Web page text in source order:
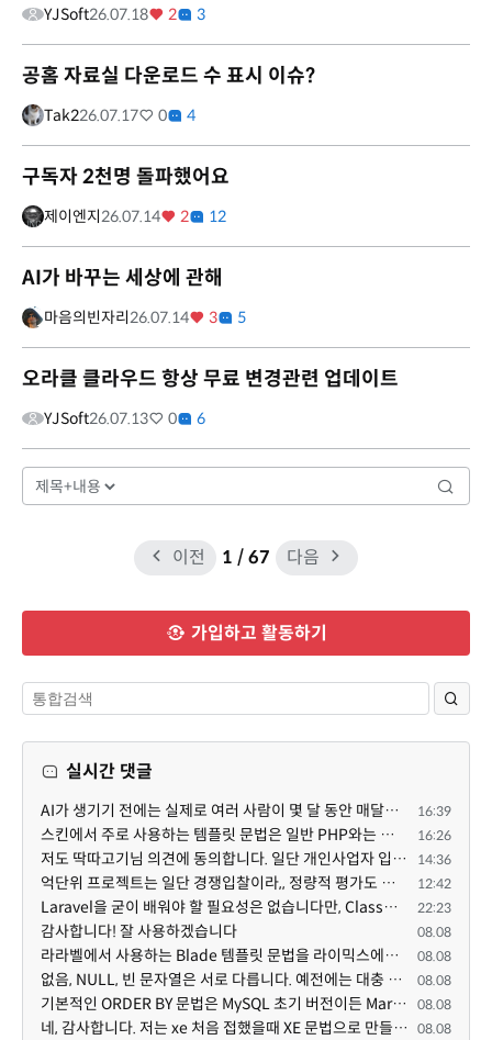
YJSoft26.07.18 2 3
공홈 자료실 다운로드 수 표시 이슈?
Tak226.07.17 0 4
구독자 2천명 돌파했어요
제이엔지26.07.14 2 12
AI가 바꾸는 세상에 관해
마음의빈자리26.07.14 3 5
오라클 클라우드 항상 무료 변경관련 업데이트
YJSoft26.07.13 0 6
이전 1 / 67 다음
가입하고 활동하기
실시간 댓글
AI가 생기기 전에는 실제로 여러 사람이 몇 달 동안 매달려야 하는 프로젝트였는데... 이제는 한두 명이 쳐... 16:39
스킨에서 주로 사용하는 템플릿 문법은 일반 PHP와는 다른 고유의 문법이라고 부를 만한 여지가 있습니다. ... 16:26
저도 딱따고기님 의견에 동의합니다. 일단 개인사업자 입장에서 억단위 프로젝트를 진행하면 요구사항도 빡... 14:36
억단위 프로젝트는 일단 경쟁입찰이라,, 정량적 평가도 중요합니다. 그래서 많은 고급인력을 보유할수록 유... 12:42
Laravel을 굳이 배워야 할 필요성은 없습니다만, Class기반의 객체 지향 프로그래밍과, PSR-4라는 Composer... 22:23
감사합니다! 잘 사용하겠습니다 08.08
라라벨에서 사용하는 Blade 템플릿 문법을 라이믹스에서도 일부분 도입하였는데, 양쪽의 템플릿 매뉴얼 분량... 08.08
없음, NULL, 빈 문자열은 서로 다릅니다. 예전에는 대충 써도 서로 통용되었지만, 그것 때문에 버그나 보안... 08.08
기본적인 ORDER BY 문법은 MySQL 초기 버전이든 MariaDB 최신 버전이든 차이가 없습니다. 라이믹스 게시판에... 08.08
네, 감사합니다. 저는 xe 처음 접했을때 XE 문법으로 만들었다고 해서 xe코드들이 php와 전혀 다른것 같이 ... 08.08